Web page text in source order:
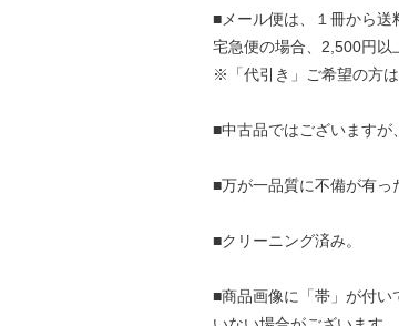
■メール便は、１冊から送
宅急便の場合、2,500円以
※「代引き」ご希望の方は
■中古品ではございますが
■万が一品質に不備が有っ
■クリーニング済み。
■商品画像に「帯」が付い